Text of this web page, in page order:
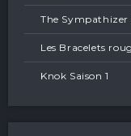
The Sympathizer
Les Bracelets
Knok Saison 1